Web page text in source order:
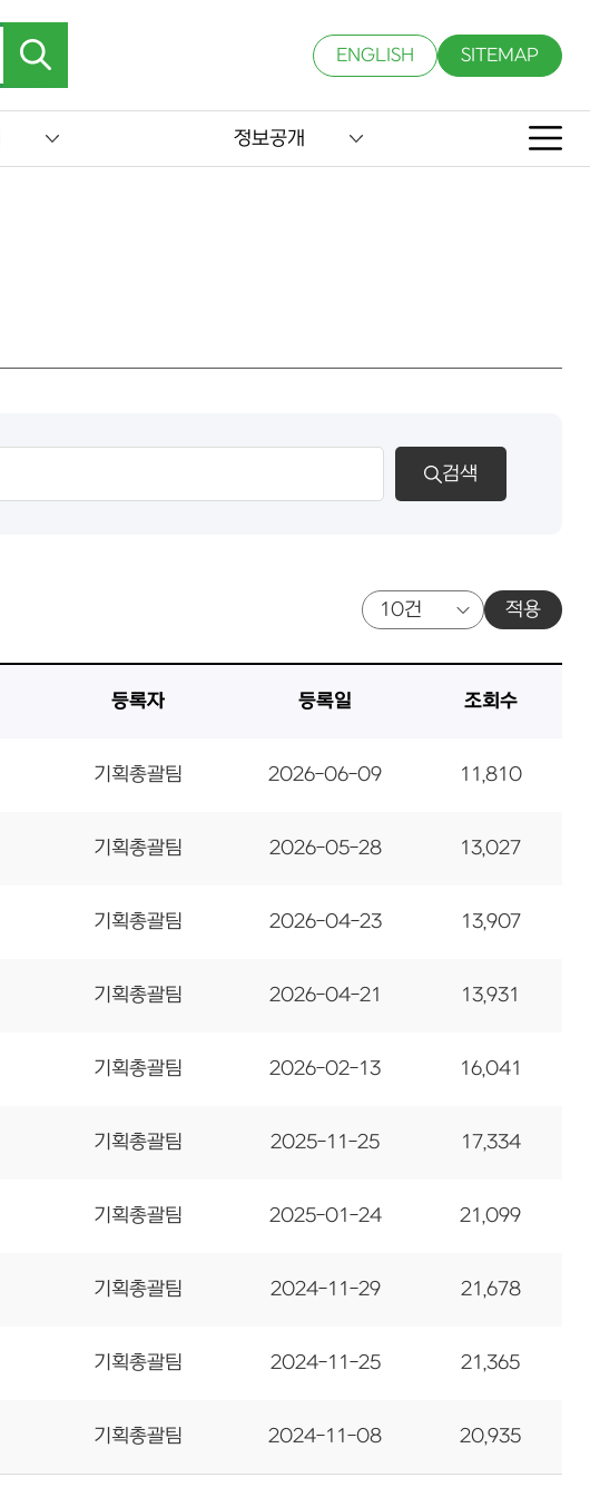
ENGLISH SITEMAP
정보공개
검색
적용
등록자 등록일 조회수
기획총괄팀 2026-06-09 11,810
기획총괄팀 2026-05-28 13,027
기획총괄팀 2026-04-23 13,907
기획총괄팀 2026-04-21 13,931
기획총괄팀 2026-02-13 16,041
기획총괄팀 2025-11-25 17,334
기획총괄팀 2025-01-24 21,099
기획총괄팀 2024-11-29 21,678
기획총괄팀 2024-11-25 21,365
기획총괄팀 2024-11-08 20,935